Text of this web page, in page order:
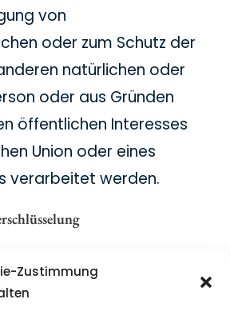
Zustimmung
von
oder zum Schutz der
natürlichen oder
oder aus Gründen
öffentlichen Interesses
Union oder eines
verarbeitet werden.
der Übertragung